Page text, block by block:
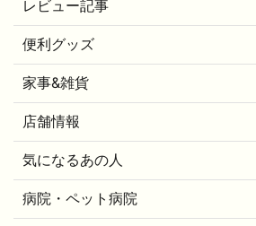
レビュー記事
便利グッズ
家事&雑貨
店舗情報
気になるあの人
病院・ペット病院